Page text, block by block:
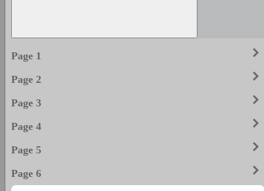
Page 1 keyboard_arrow_right
Page 2 keyboard_arrow_right
Page 3 keyboard_arrow_right
Page 4 keyboard_arrow_right
Page 5 keyboard_arrow_right
Page 6 keyboard_arrow_right